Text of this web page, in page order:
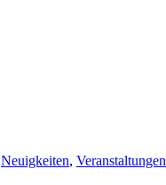
Neuigkeiten, Veranstaltungen